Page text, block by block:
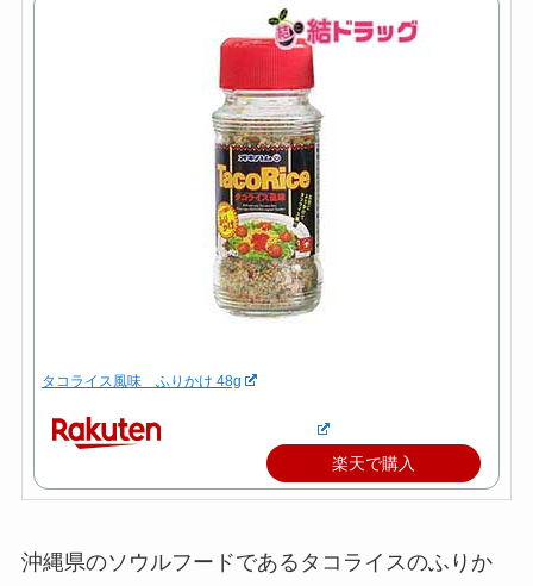
タコライス風味 ふりかけ 48g
楽天で購入
沖縄県のソウルフードであるタコライスのふりか